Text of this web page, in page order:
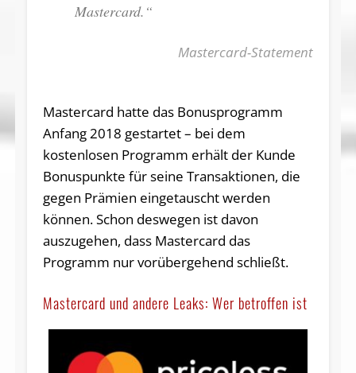
Mastercard.“
Mastercard-Statement
Mastercard hatte das Bonusprogramm
Anfang 2018 gestartet – bei dem
kostenlosen Programm erhält der Kunde
Bonuspunkte für seine Transaktionen, die
gegen Prämien eingetauscht werden
können. Schon deswegen ist davon
auszugehen, dass Mastercard das
Programm nur vorübergehend schließt.
Mastercard und andere Leaks: Wer betroffen ist